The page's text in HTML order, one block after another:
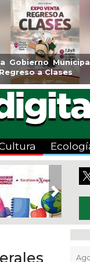
CMAS el
durante agosto
Next